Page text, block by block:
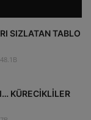
SIZLATAN TABLO
48.1B
KÜRECİKLİLER